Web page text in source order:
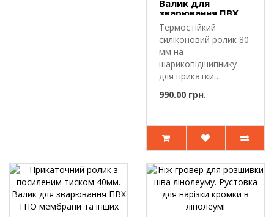
Валик для
зварювання ПВХ
мембрани, тенту,
лайнера.
Термостійкий
силіконовий ролик 80
мм на
шарикопідшипнику
для прикатки
ролик Neico 10..
990.00 грн.